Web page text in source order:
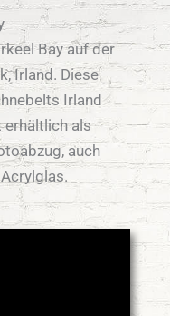
Bay auf der
Irland. Diese
Irland
erhältlich als
auch